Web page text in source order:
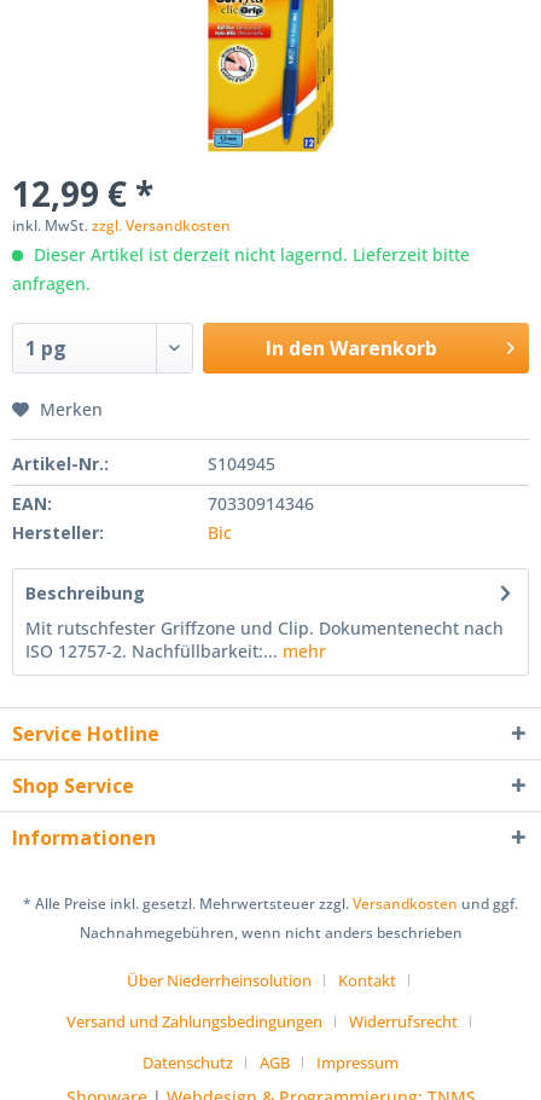
12,99 € *
inkl. MwSt.zzgl. Versandkosten
Dieser Artikel ist derzeit nicht lagernd. Lieferzeit bitte
anfragen.
In den Warenkorb
Merken
Artikel-Nr.:
S104945
EAN:
70330914346
Hersteller:
Bic
Beschreibung
Mit rutschfester Griffzone und Clip. Dokumentenecht nach
ISO 12757-2. Nachfüllbarkeit:... mehr
Service Hotline
Shop Service
Informationen
* Alle Preise inkl. gesetzl. Mehrwertsteuer zzgl.Versandkosten und ggf.
Nachnahmegebühren, wenn nicht anders beschrieben
Über Niederrheinsolution
Kontakt
Versand und Zahlungsbedingungen
Widerrufsrecht
Datenschutz
AGB Impressum